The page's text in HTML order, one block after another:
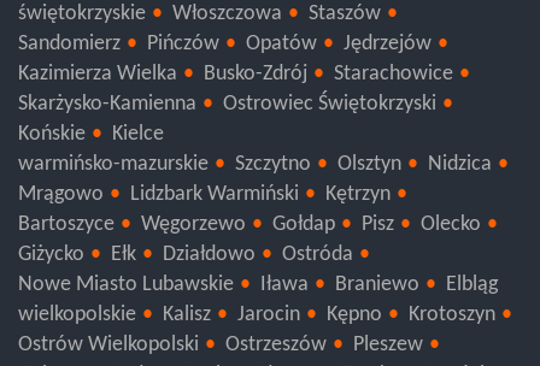
świętokrzyskie
Włoszczowa
Staszów
Sandomierz
Pińczów Opatów
Jędrzejów
Kazimierza Wielka
Busko-Zdrój
Starachowice
Skarżysko-Kamienna
Ostrowiec Świętokrzyski
Końskie
Kielce
warmińsko-mazurskie
Szczytno Olsztyn
Nidzica
Mrągowo
Lidzbark Warmiński
Kętrzyn
Bartoszyce
Węgorzewo Gołdap Pisz
Olecko
Giżycko
Ełk Działdowo
Ostróda
Nowe Miasto Lubawskie
Iława Braniewo
Elbląg
wielkopolskie
Kalisz Jarocin Kępno
Krotoszyn
Ostrów Wielkopolski
Ostrzeszów
Pleszew